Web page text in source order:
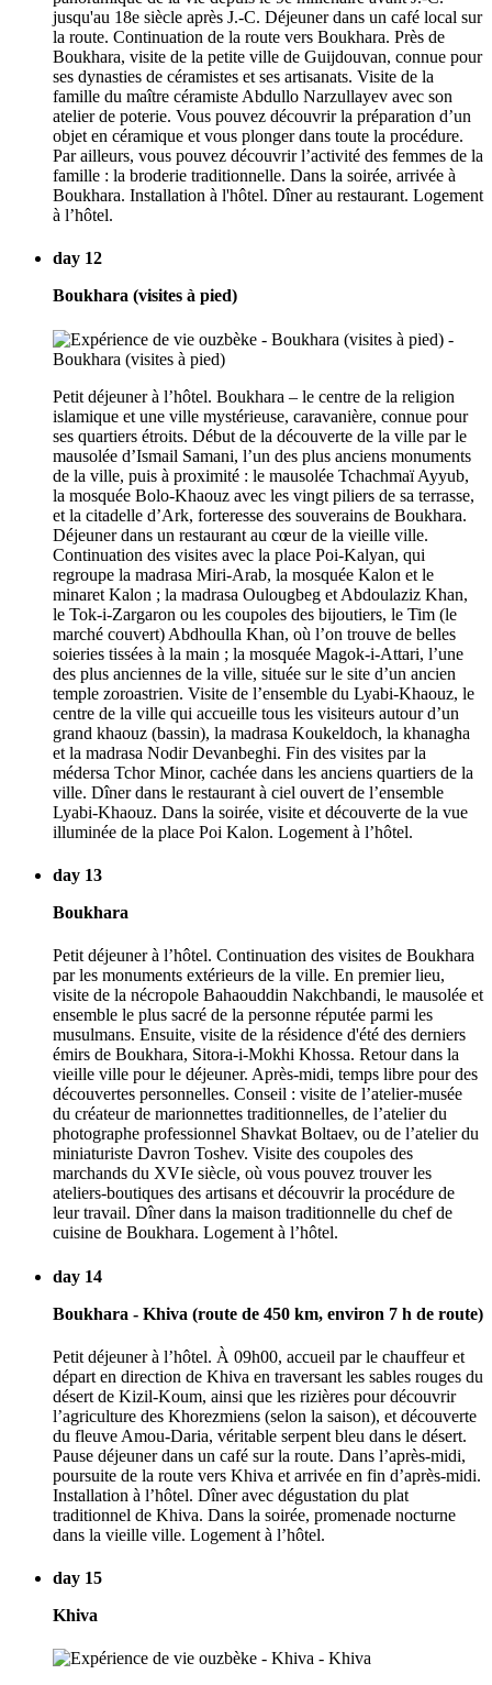
jusqu'au 18e siècle après J.-C. Déjeuner dans un café local sur
la route. Continuation de la route vers Boukhara. Près de
Boukhara, visite de la petite ville de Guijdouvan, connue pour
ses dynasties de céramistes et ses artisanats. Visite de la
famille du maître céramiste Abdullo Narzullayev avec son
atelier de poterie. Vous pouvez découvrir la préparation d’un
objet en céramique et vous plonger dans toute la procédure.
Par ailleurs, vous pouvez découvrir l’activité des femmes de la
famille : la broderie traditionnelle. Dans la soirée, arrivée à
Boukhara. Installation à l'hôtel. Dîner au restaurant. Logement
à l’hôtel.
day 12
Boukhara (visites à pied)
Petit déjeuner à l’hôtel. Boukhara – le centre de la religion
islamique et une ville mystérieuse, caravanière, connue pour
ses quartiers étroits. Début de la découverte de la ville par le
mausolée d’Ismail Samani, l’un des plus anciens monuments
de la ville, puis à proximité : le mausolée Tchachmaï Ayyub,
la mosquée Bolo-Khaouz avec les vingt piliers de sa terrasse,
et la citadelle d’Ark, forteresse des souverains de Boukhara.
Déjeuner dans un restaurant au cœur de la vieille ville.
Continuation des visites avec la place Poi-Kalyan, qui
regroupe la madrasa Miri-Arab, la mosquée Kalon et le
minaret Kalon ; la madrasa Oulougbeg et Abdoulaziz Khan,
le Tok-i-Zargaron ou les coupoles des bijoutiers, le Tim (le
marché couvert) Abdhoulla Khan, où l’on trouve de belles
soieries tissées à la main ; la mosquée Magok-i-Attari, l’une
des plus anciennes de la ville, située sur le site d’un ancien
temple zoroastrien. Visite de l’ensemble du Lyabi-Khaouz, le
centre de la ville qui accueille tous les visiteurs autour d’un
grand khaouz (bassin), la madrasa Koukeldoch, la khanagha
et la madrasa Nodir Devanbeghi. Fin des visites par la
médersa Tchor Minor, cachée dans les anciens quartiers de la
ville. Dîner dans le restaurant à ciel ouvert de l’ensemble
Lyabi-Khaouz. Dans la soirée, visite et découverte de la vue
illuminée de la place Poi Kalon. Logement à l’hôtel.
day 13
Boukhara
Petit déjeuner à l’hôtel. Continuation des visites de Boukhara
par les monuments extérieurs de la ville. En premier lieu,
visite de la nécropole Bahaouddin Nakchbandi, le mausolée et
ensemble le plus sacré de la personne réputée parmi les
musulmans. Ensuite, visite de la résidence d'été des derniers
émirs de Boukhara, Sitora-i-Mokhi Khossa. Retour dans la
vieille ville pour le déjeuner. Après-midi, temps libre pour des
découvertes personnelles. Conseil : visite de l’atelier-musée
du créateur de marionnettes traditionnelles, de l’atelier du
photographe professionnel Shavkat Boltaev, ou de l’atelier du
miniaturiste Davron Toshev. Visite des coupoles des
marchands du XVIe siècle, où vous pouvez trouver les
ateliers-boutiques des artisans et découvrir la procédure de
leur travail. Dîner dans la maison traditionnelle du chef de
cuisine de Boukhara. Logement à l’hôtel.
day 14
Boukhara - Khiva (route de 450 km, environ 7 h de route)
Petit déjeuner à l’hôtel. À 09h00, accueil par le chauffeur et
départ en direction de Khiva en traversant les sables rouges du
désert de Kizil-Koum, ainsi que les rizières pour découvrir
l’agriculture des Khorezmiens (selon la saison), et découverte
du fleuve Amou-Daria, véritable serpent bleu dans le désert.
Pause déjeuner dans un café sur la route. Dans l’après-midi,
poursuite de la route vers Khiva et arrivée en fin d’après-midi.
Installation à l’hôtel. Dîner avec dégustation du plat
traditionnel de Khiva. Dans la soirée, promenade nocturne
dans la vieille ville. Logement à l’hôtel.
day 15
Khiva